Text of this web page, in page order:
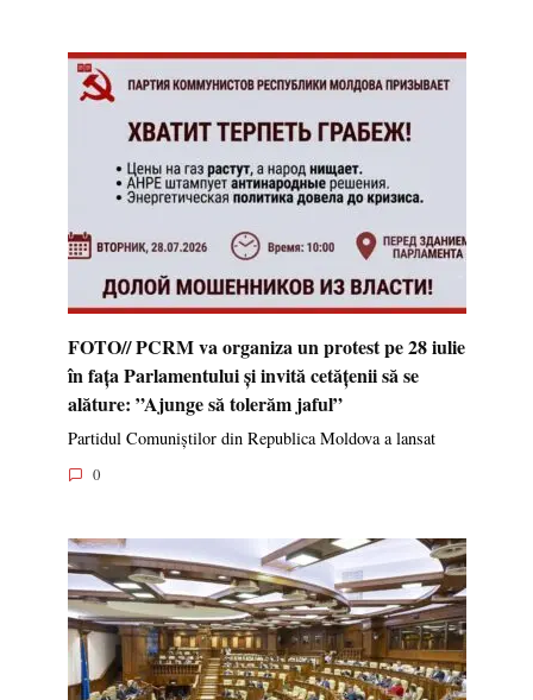
FOTO// PCRM va organiza un protest pe 28 iulie
în fața Parlamentului și invită cetățenii să se
alăture: ”Ajunge să tolerăm jaful”
Partidul Comuniștilor din Republica Moldova a lansat
0